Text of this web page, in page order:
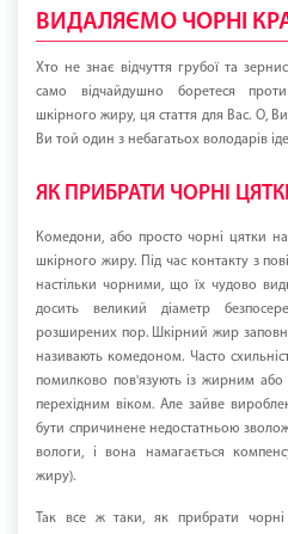
ВИДАЛЯЄМО ЧОРНІ
Хто не знає відчуття грубої та
само відчайдушно боретеся
шкірного жиру, ця стаття для Вас. О,
Ви той один з небагатьох володарів
ЯК ПРИБРАТИ ЧОРНІ
Комедони, або просто чорні цятки
шкірного жиру. Під час контакту з
настільки чорними, що їх чудово
досить великий діаметр
розширених пор. Шкірний жир
називають комедоном. Часто
помилково пов'язують із жирним
перехідним віком. Але зайве
бути спричинене недостатньою
вологи, і вона намагається
жиру).
Так все ж таки, як прибрати